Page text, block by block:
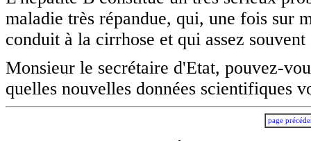
maladie très répandue, qui, une fois sur
conduit à la cirrhose et qui assez
Monsieur le secrétaire d'Etat, pouvez-
quelles nouvelles données scientifiques
page